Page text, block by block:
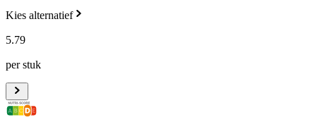
Kies alternatief
5.79
per stuk